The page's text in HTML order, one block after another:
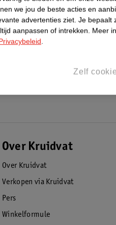
Over Kruidvat
Over Kruidvat
Verkopen via Kruidvat
Pers
Winkelformule
we jou de beste acties en
advertenties ziet. Je bepaalt
aanpassen of intrekken. Meer
.
Zelf